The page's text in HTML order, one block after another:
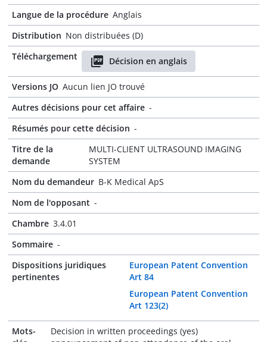
Langue de la procédure Anglais
Distribution Non distribuées (D)
Téléchargement
Décision en anglais
Versions JO Aucun lien JO trouvé
Autres décisions pour cet affaire -
Résumés pour cette décision -
Titre de la
demande
MULTI-CLIENT ULTRASOUND IMAGING
SYSTEM
Nom du demandeur B-K Medical ApS
Nom de l'opposant -
Chambre 3.4.01
Sommaire -
Dispositions juridiques
pertinentes
European Patent Convention
Art 84
European Patent Convention
Art 123(2)
Mots-
Decision in written proceedings (yes)